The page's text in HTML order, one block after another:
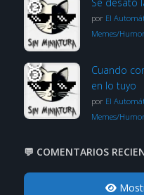
por El
Memes/
Cuando
en lo tuyo
por El
Memes/
💬 COMENTARIOS